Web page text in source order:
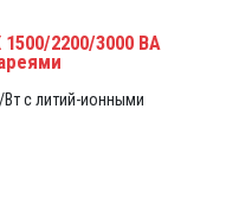
2200/3000 ВА
с литий-ионными